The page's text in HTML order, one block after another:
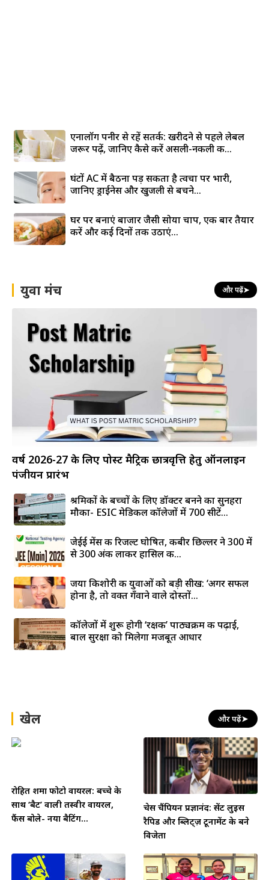
एनालॉग पनीर से रहें सतर्क: खरीदने से पहले लेबल
जरूर पढ़ें, जानिए कैसे करें असली-नकली की...
घंटों AC में बैठना पड़ सकता है त्वचा पर भारी,
जानिए ड्राईनेस और खुजली से बचने...
घर पर बनाएं बाजार जैसी सोया चाप, एक बार तैयार
करें और कई दिनों तक उठाएं...
युवा मंच और पढ़ें➤
वर्ष 2026-27 के लिए पोस्ट मैट्रिक छात्रवृत्ति हेतु ऑनलाइन
पंजीयन प्रारंभ
श्रमिकों के बच्चों के लिए डॉक्टर बनने का सुनहरा
मौका- ESIC मेडिकल कॉलेजों में 700 सीटें...
जेईई मेंस की रिजल्ट घोषित, कबीर छिल्लर ने 300 में
से 300 अंक लाकर हासिल की...
जया किशोरी की युवाओं को बड़ी सीख: ‘अगर सफल
होना है, तो वक्त गँवाने वाले दोस्तों...
कॉलेजों में शुरू होगी ‘रक्षक’ पाठ्यक्रम की पढ़ाई,
बाल सुरक्षा को मिलेगा मजबूत आधार
खेल और पढ़ें➤
रोहित शर्मा फोटो वायरल: बच्चे के
साथ ‘बैट’ वाली तस्वीर वायरल,
फैंस बोले- नया बैटिंग...
चेस चैंपियन प्रज्ञानंद: सेंट लुइस
रैपिड और ब्लिट्ज़ टूर्नामेंट के बने
विजेता